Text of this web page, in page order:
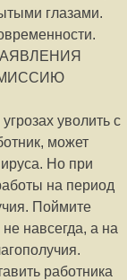
глазами.
уволить с
может
Но при
на период
Поймите
навсегда, а на
работника